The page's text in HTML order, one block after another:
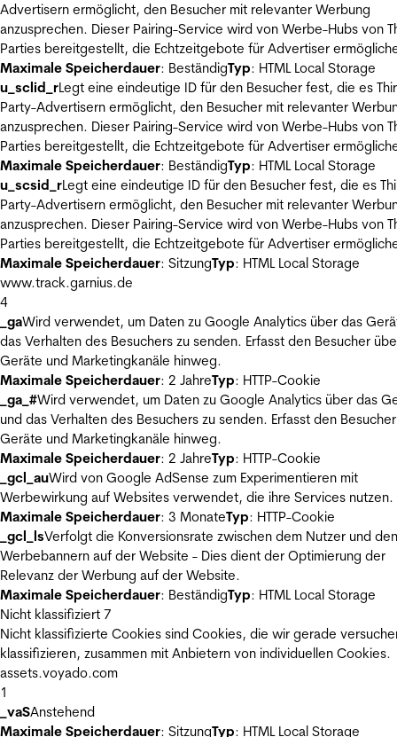
Advertisern ermöglicht, den Besucher mit relevanter Werbung
anzusprechen. Dieser Pairing-Service wird von Werbe-Hubs von
Parties bereitgestellt, die Echtzeitgebote für Advertiser
Maximale Speicherdauer: BeständigTyp: HTML Local Storage
u_sclid_rLegt eine eindeutige ID für den Besucher fest, die es
Party-Advertisern ermöglicht, den Besucher mit relevanter
anzusprechen. Dieser Pairing-Service wird von Werbe-Hubs von
Parties bereitgestellt, die Echtzeitgebote für Advertiser
Maximale Speicherdauer: BeständigTyp: HTML Local Storage
u_scsid_rLegt eine eindeutige ID für den Besucher fest, die es
Party-Advertisern ermöglicht, den Besucher mit relevanter
anzusprechen. Dieser Pairing-Service wird von Werbe-Hubs von
Parties bereitgestellt, die Echtzeitgebote für Advertiser
Maximale Speicherdauer: SitzungTyp: HTML Local Storage
www.track.garnius.de
4
_gaWird verwendet, um Daten zu Google Analytics über das
das Verhalten des Besuchers zu senden. Erfasst den Besucher
Geräte und Marketingkanäle hinweg.
Maximale Speicherdauer: 2 JahreTyp: HTTP-Cookie
_ga_#Wird verwendet, um Daten zu Google Analytics über das
und das Verhalten des Besuchers zu senden. Erfasst den
Geräte und Marketingkanäle hinweg.
Maximale Speicherdauer: 2 JahreTyp: HTTP-Cookie
_gcl_auWird von Google AdSense zum Experimentieren mit
Werbewirkung auf Websites verwendet, die ihre Services nutzen.
Maximale Speicherdauer: 3 MonateTyp: HTTP-Cookie
_gcl_lsVerfolgt die Konversionsrate zwischen dem Nutzer und den
Werbebannern auf der Website - Dies dient der Optimierung der
Relevanz der Werbung auf der Website.
Maximale Speicherdauer: BeständigTyp: HTML Local Storage
Nicht klassifiziert 7
Nicht klassifizierte Cookies sind Cookies, die wir gerade
klassifizieren, zusammen mit Anbietern von individuellen Cookies.
assets.voyado.com
1
_vaSAnstehend
Maximale Speicherdauer: SitzungTyp: HTML Local Storage